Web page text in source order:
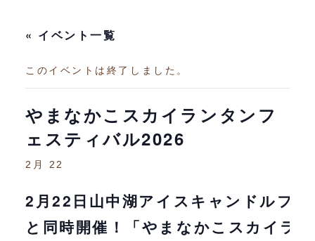
« イベント一覧
このイベントは終了しました。
やまなかこスカイランタンフ
ェスティバル2026
2月 22
2月22日山中湖アイスキャンドルフ
と同時開催！「やまなかこスカイラ